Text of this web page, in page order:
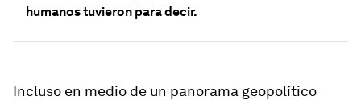
humanos tuvieron para decir.
Incluso en medio de un panorama geopolítico